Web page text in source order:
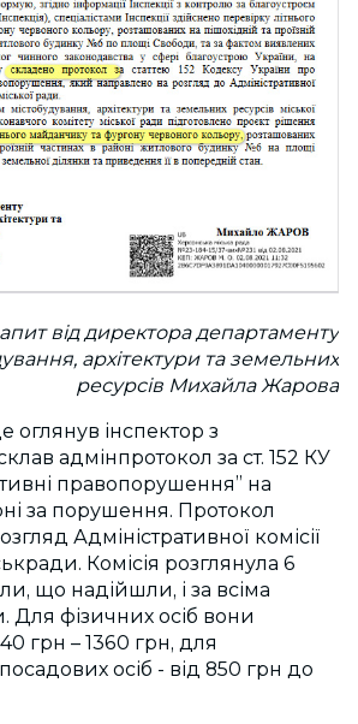
від директора департаменту
архітектури та земельних
ресурсів Михайла Жарова
оглянув інспектор з
адмінпротокол за ст. 152 КУ
правопорушення” на
за порушення. Протокол
Адміністративної комісії
Комісія розглянула 6
що надійшли, і за всіма
Для фізичних осіб вони
грн – 1360 грн, для
осіб - від 850 грн до